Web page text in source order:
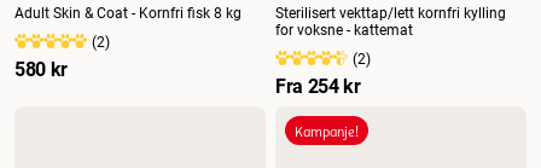
Adult Skin & Coat - Kornfri fisk 8 kg
(2)
580 kr
Sterilisert vekttap/lett kornfri kylling
for voksne - kattemat
(2)
Fra 254 kr
Kampanje!